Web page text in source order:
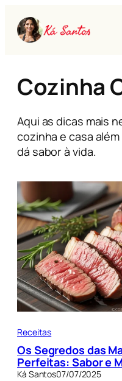
para
Cozinha
Aqui as dicas mais
cozinha e casa
dá sabor à vida.
Receitas
Os Segredos das
Perfeitas: Sabor e
Ká Santos07/07/2025